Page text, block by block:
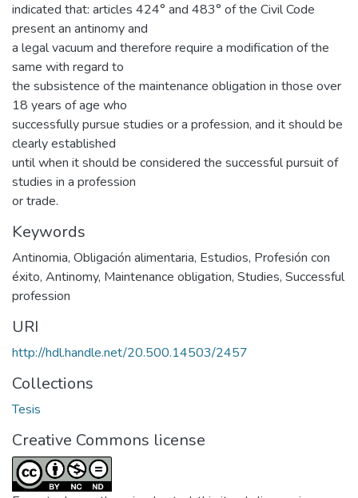
indicated that: articles 424° and 483° of the Civil Code
present an antinomy and
a legal vacuum and therefore require a modification of the
same with regard to
the subsistence of the maintenance obligation in those over
18 years of age who
successfully pursue studies or a profession, and it should be
clearly established
until when it should be considered the successful pursuit of
studies in a profession
or trade.
Keywords
Antinomia, Obligación alimentaria, Estudios, Profesión con
éxito, Antinomy, Maintenance obligation, Studies, Successful
profession
URI
http://hdl.handle.net/20.500.14503/2457
Collections
Tesis
Creative Commons license